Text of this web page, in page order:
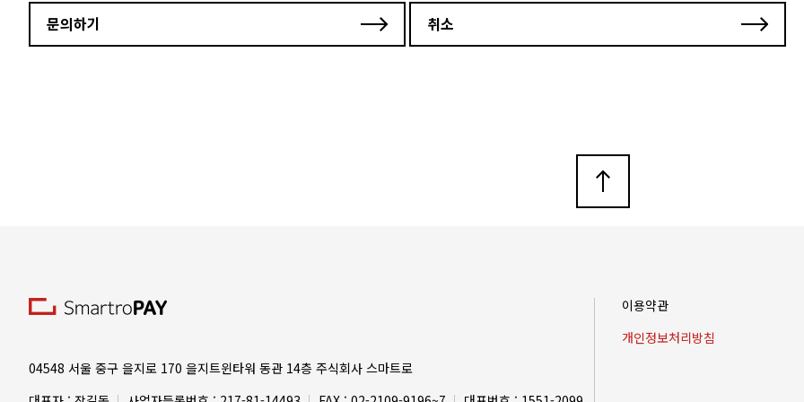
자동수집항목 (사이트 이용 시)
서비스 이용기록, 접속로그, 쿠키
이용자의 개인정보는 원칙적으로 개인정보의 수집 및 이용목적이 달성되면 지체 없이 파기합니다. 단, 다음의 정보에 대해서는 아래의 이유로 명시한
- 보존근거 : 통신비밀보호법
- 보존 기간 : 3개월
4. 개인정보 수집 동의 거부
문의하기 취소
이용약관
개인정보처리방침
04548 서울 중구 을지로 170 을지트윈타워 동관 14층 주식회사 스마트로